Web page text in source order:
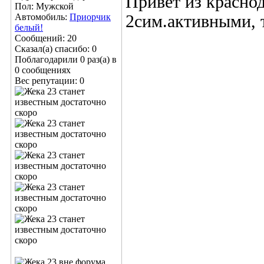
Пол: Мужской
Автомобиль: Приорчик
белый!
Сообщений: 20
Сказал(а) спасибо: 0
Поблагодарили 0 раз(а) в
0 сообщениях
Вес репутации: 0
2сим.активными,